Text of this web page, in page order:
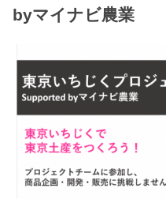
byマイナビ農業